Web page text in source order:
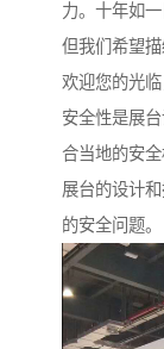
力。十年如
但我们希望
欢迎您的光临
安全性是展
合当地的安
展台的设计
的安全问题。